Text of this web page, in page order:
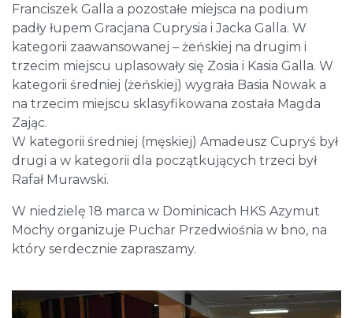
Franciszek Galla a pozostałe miejsca na podium
padły łupem Gracjana Cuprysia i Jacka Galla. W
kategorii zaawansowanej – żeńskiej na drugim i
trzecim miejscu uplasowały się Zosia i Kasia Galla. W
kategorii średniej (żeńskiej) wygrała Basia Nowak a
na trzecim miejscu sklasyfikowana została Magda
Zając.
W kategorii średniej (męskiej) Amadeusz Cupryś był
drugi a w kategorii dla początkujących trzeci był
Rafał Murawski.
W niedzielę 18 marca w Dominicach HKS Azymut
Mochy organizuje Puchar Przedwiośnia w bno, na
który serdecznie zapraszamy.